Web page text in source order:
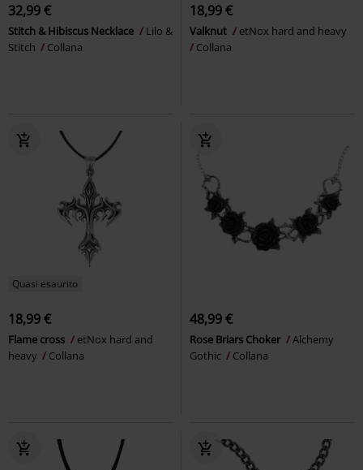
32,99 €
Stitch & Hibiscus Necklace
Lilo &
Stitch
Collana
18,99 €
Valknut
etNox hard and heavy
Collana
Quasi esaurito
18,99 €
Flame cross
etNox hard and
heavy
Collana
48,99 €
Rose Briars Choker
Alchemy
Gothic
Collana